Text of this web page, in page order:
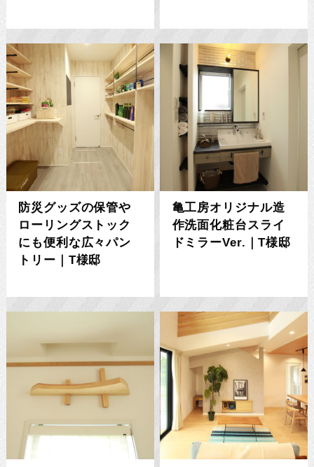
防災グッズの保管や
ローリングストック
にも便利な広々パン
トリー｜T様邸
亀工房オリジナル造
作洗面化粧台スライ
ドミラーVer.｜T様邸